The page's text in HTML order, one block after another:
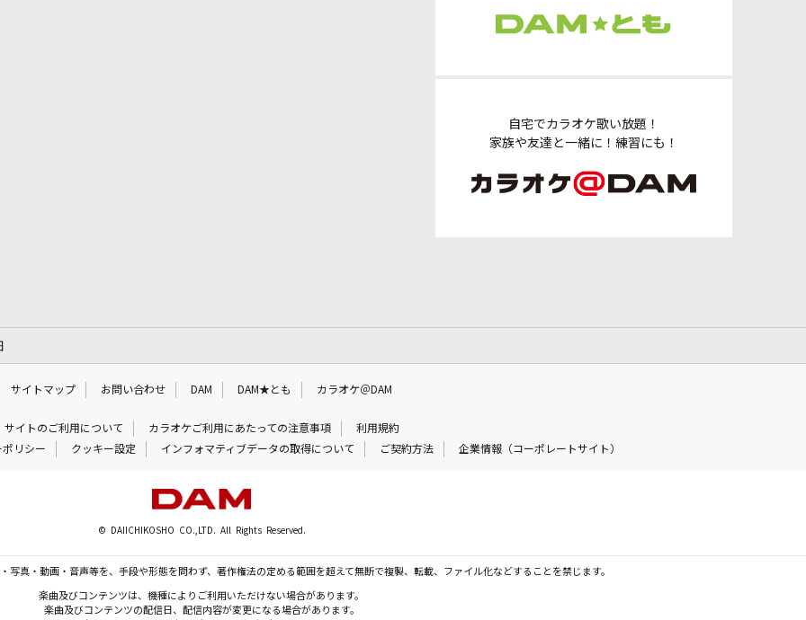
自宅でカラオケ歌い放題！
家族や友達と一緒に！練習にも！
サイトマップ お問い合わせ DAM DAM★とも カラオケ＠DAM
サイトのご利用について カラオケご利用にあたっての注意事項
利用規約
リシー
クッキー設定 インフォマティブデータの取得について ご契約方法 企業情報（コーポレートサイト）
© DAIICHIKOSHO CO.,LTD. All Rights Reserved.
写真・動画・音声等を、手段や形態を問わず、著作権法の定める範囲を超えて無断で複製、転載、ファイル化などすることを禁じます。
楽曲及びコンテンツは、機種によりご利用いただけない場合があります。
楽曲及びコンテンツの配信日、配信内容が変更になる場合があります。